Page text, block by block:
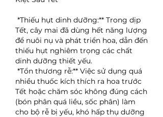
*Thiếu hụt dinh dưỡng:** Trong dịp
Tết, cây mai đã dùng hết năng lượng
để nuôi nụ và phát triển hoa, dẫn đến
thiếu hụt nghiêm trọng các chất
dinh dưỡng thiết yếu.
*Tổn thương rễ:** Việc sử dụng quá
nhiều thuốc kích thích ra hoa trước
Tết hoặc chăm sóc không đúng cách
(bón phân quá liều, sốc phân) làm
cho bộ rễ bị yếu, khó hấp thụ dưỡng